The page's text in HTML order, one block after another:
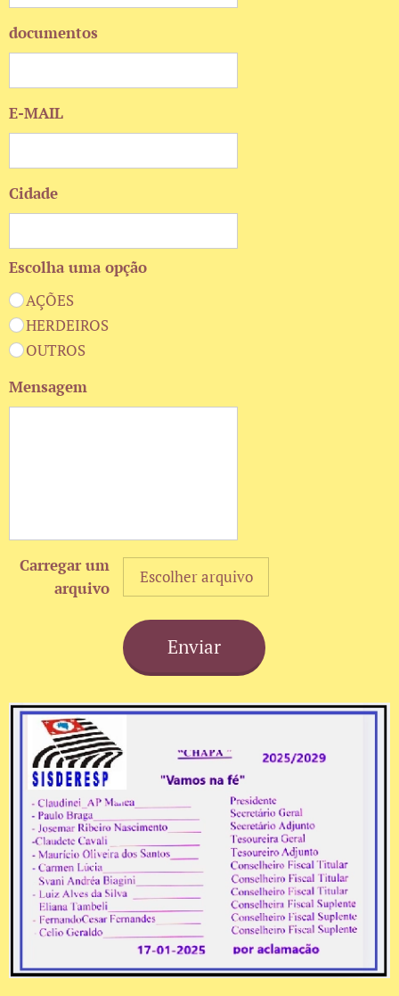
documentos
E-MAIL
Cidade
Escolha uma opção
AÇÕES
HERDEIROS
OUTROS
Mensagem
Carregar um
arquivo
Escolher arquivo
Enviar